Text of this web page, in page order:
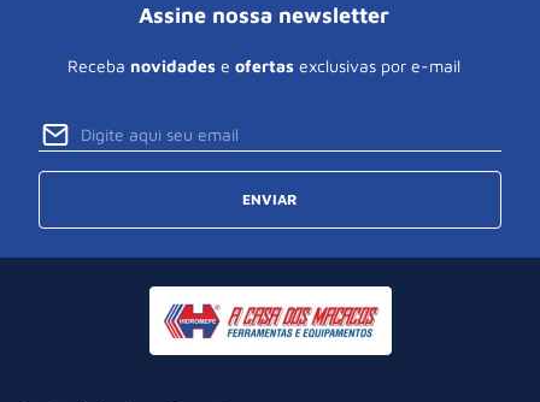
Assine nossa newsletter
Receba novidades e ofertas exclusivas por e-mail
ENVIAR